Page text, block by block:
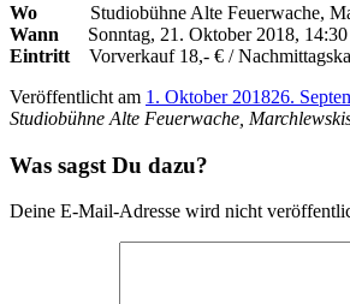
Wo
Studiobühne Alte Feuerwache,
Wann Sonntag, 21. Oktober 2018,
Eintritt Vorverkauf 18,- € /
Veröffentlicht am 1. Oktober 201826.
Studiobühne Alte Feuerwache,
Was sagst Du dazu?
Deine E-Mail-Adresse wird nicht